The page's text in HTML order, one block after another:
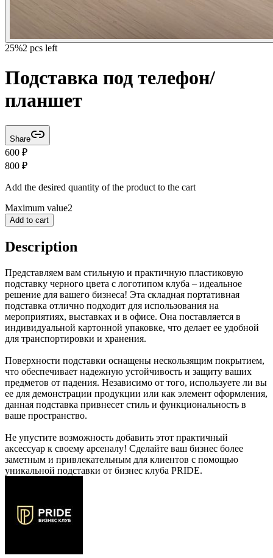
25%2 pcs left
Подставка под телефон/
планшет
Share
600 ₽
800 ₽
Add the desired quantity of the product to the cart
Maximum value2
Add to cart
Description
Представляем вам стильную и практичную пластиковую
подставку черного цвета с логотипом клуба – идеальное
решение для вашего бизнеса! Эта складная портативная
подставка отлично подходит для использования на
мероприятиях, выставках и в офисе. Она поставляется в
индивидуальной картонной упаковке, что делает ее удобной
для транспортировки и хранения.
Поверхности подставки оснащены нескользящим покрытием,
что обеспечивает надежную устойчивость и защиту ваших
предметов от падения. Независимо от того, используете ли вы
ее для демонстрации продукции или как элемент оформления,
данная подставка привнесет стиль и функциональность в
ваше пространство.
Не упустите возможность добавить этот практичный
аксессуар к своему арсеналу! Сделайте ваш бизнес более
заметным и привлекательным для клиентов с помощью
уникальной подставки от бизнес клуба PRIDE.